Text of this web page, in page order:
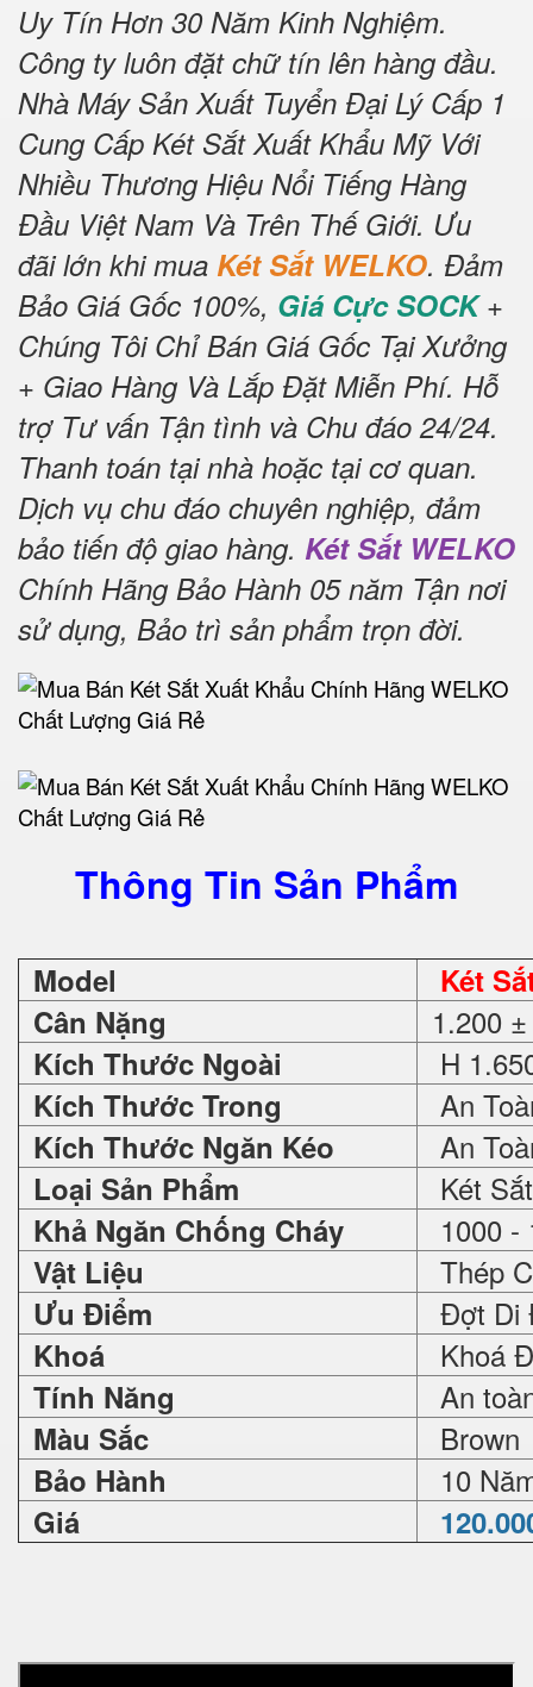
Uy Tín Hơn 30 Năm Kinh Nghiệm.
Công ty luôn đặt chữ tín lên hàng đầu.
Nhà Máy Sản Xuất Tuyển Đại Lý Cấp 1
Cung Cấp Két Sắt Xuất Khẩu Mỹ Với
Nhiều Thương Hiệu Nổi Tiếng Hàng
Đầu Việt Nam Và Trên Thế Giới. Ưu
đãi lớn khi mua Két Sắt WELKO. Đảm
Bảo Giá Gốc 100%, Giá Cực SOCK+
Chúng Tôi Chỉ Bán Giá Gốc Tại Xưởng
+ Giao Hàng Và Lắp Đặt Miễn Phí. Hỗ
trợ Tư vấn Tận tình và Chu đáo 24/24.
Thanh toán tại nhà hoặc tại cơ quan.
Dịch vụ chu đáo chuyên nghiệp, đảm
bảo tiến độ giao hàng. Két Sắt WELKO
Chính Hãng Bảo Hành 05 năm Tận nơi
sử dụng, Bảo trì sản phẩm trọn đời.
Thông Tin Sản Phẩm
Model
Két
Cân Nặng
1.200
Kích Thước Ngoài H
Kích Thước Trong An
Kích Thước Ngăn Kéo An
Loại Sản Phẩm Két
Khả Ngăn Chống Cháy 1000 -
Vật Liệu Thép
Ưu Điểm Đợt Di
Khoá Khoá
Tính Năng An
Màu Sắc Brown
Bảo Hành 10
Giá